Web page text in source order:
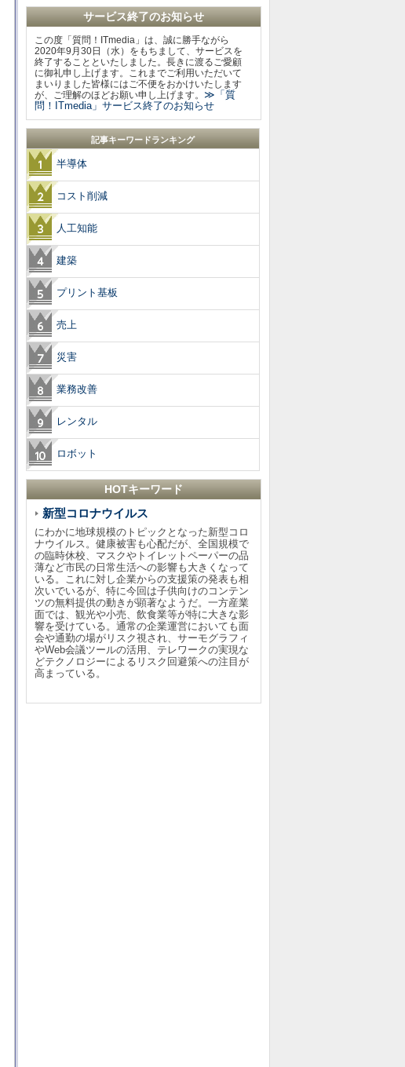
サービス終了のお知らせ
この度「質問！ITmedia」は、誠に勝手ながら
2020年9月30日（水）をもちまして、サービスを
終了することといたしました。長きに渡るご愛顧
に御礼申し上げます。これまでご利用いただいて
まいりました皆様にはご不便をおかけいたします
が、ご理解のほどお願い申し上げます。 ≫「質
問！ITmedia」サービス終了のお知らせ
記事キーワードランキング
半導体
コスト削減
人工知能
建築
プリント基板
売上
災害
業務改善
レンタル
ロボット
HOTキーワード
新型コロナウイルス
にわかに地球規模のトピックとなった新型コロ
ナウイルス。健康被害も心配だが、全国規模で
の臨時休校、マスクやトイレットペーパーの品
薄など市民の日常生活への影響も大きくなって
いる。これに対し企業からの支援策の発表も相
次いでいるが、特に今回は子供向けのコンテン
ツの無料提供の動きが顕著なようだ。一方産業
面では、観光や小売、飲食業等が特に大きな影
響を受けている。通常の企業運営においても面
会や通勤の場がリスク視され、サーモグラフィ
やWeb会議ツールの活用、テレワークの実現な
どテクノロジーによるリスク回避策への注目が
高まっている。